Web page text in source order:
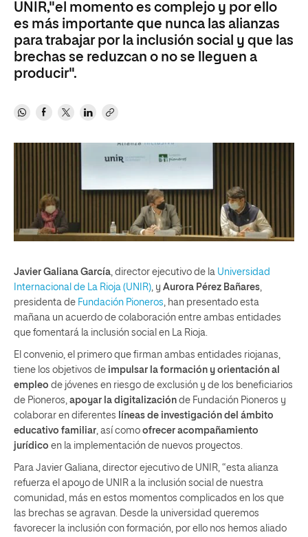
UNIR,"el momento es complejo y por ello
es más importante que nunca las alianzas
para trabajar por la inclusión social y que las
brechas se reduzcan o no se lleguen a
producir".
Javier Galiana García , director ejecutivo de la Universidad
Internacional de La Rioja (UNIR) , y Aurora Pérez Bañares
presidenta de Fundación Pioneros , han presentado esta
mañana un acuerdo de colaboración entre ambas entidades
que fomentará la inclusión social en La Rioja.
El convenio, el primero que firman ambas entidades riojanas,
tiene los objetivos de impulsar la formación y orientación al
empleo de jóvenes en riesgo de exclusión y de los beneficiarios
de Pioneros, apoyar la digitalización de Fundación Pioneros y
colaborar en diferentes
líneas de investigación del ámbito
educativo familiar , así como ofrecer acompañamiento
jurídico en la implementación de nuevos proyectos.
Para Javier Galiana, director ejecutivo de UNIR, “esta alianza
refuerza el apoyo de UNIR a la inclusión social de nuestra
comunidad, más en estos momentos complicados en los que
las brechas se agravan. Desde la universidad queremos
favorecer la inclusión con formación, por ello nos hemos aliado